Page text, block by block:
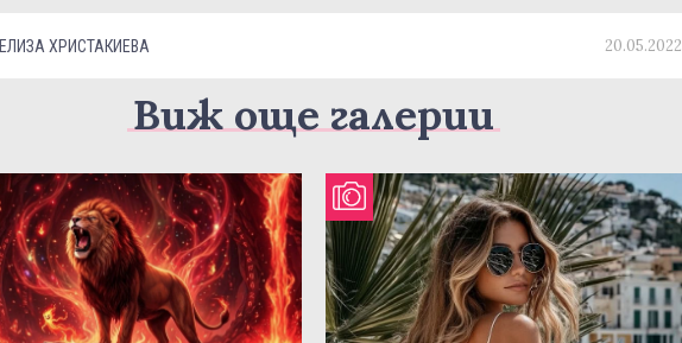
ЕЛИЗА ХРИСТАКИЕВА 20.05.2022
Виж още галерии